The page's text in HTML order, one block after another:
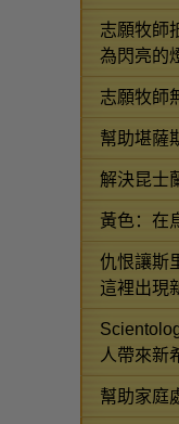
志願牧師
為閃亮的
志願牧師
幫助堪薩
解決昆士
黃色：在
仇恨讓斯
這裡出現
人帶來新
幫助家庭